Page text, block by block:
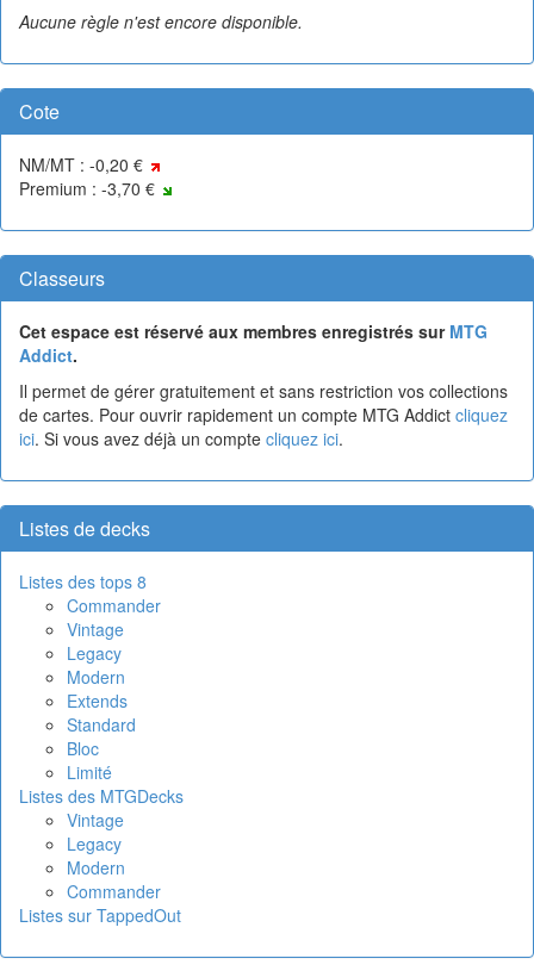
Aucune règle n'est encore disponible.
Cote
NM/MT : -0,20 €
Premium : -3,70 €
Classeurs
Cet espace est réservé aux membres enregistrés sur MTG
Addict.
Il permet de gérer gratuitement et sans restriction vos collections
de cartes. Pour ouvrir rapidement un compte MTG Addict cliquez
ici. Si vous avez déjà un compte cliquez ici.
Listes de decks
Listes des tops 8
Commander
Vintage
Legacy
Modern
Extends
Standard
Bloc
Limité
Listes des MTGDecks
Vintage
Legacy
Modern
Commander
Listes sur TappedOut